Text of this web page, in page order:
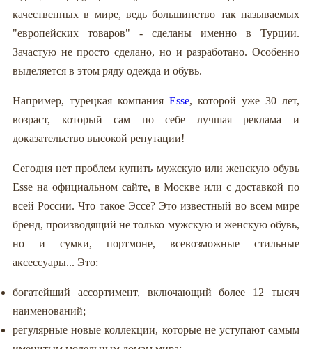
качественных в мире, ведь большинство так называемых
"европейских товаров" - сделаны именно в Турции.
Зачастую не просто сделано, но и разработано. Особенно
выделяется в этом ряду одежда и обувь.
Например, турецкая компания Esse, которой уже 30 лет,
возраст, который сам по себе лучшая реклама и
доказательство высокой репутации!
Сегодня нет проблем купить мужскую или женскую обувь
Esse на официальном сайте, в Москве или с доставкой по
всей России. Что такое Эссе? Это известный во всем мире
бренд, производящий не только мужскую и женскую обувь,
но и сумки, портмоне, всевозможные стильные
аксессуары... Это:
богатейший ассортимент, включающий более 12 тысяч
наименований;
регулярные новые коллекции, которые не уступают самым